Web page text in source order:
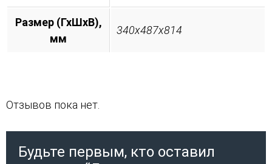
Размер (ГхШхВ),
мм
340х487х814
Отзывов пока нет.
Будьте первым, кто оставил